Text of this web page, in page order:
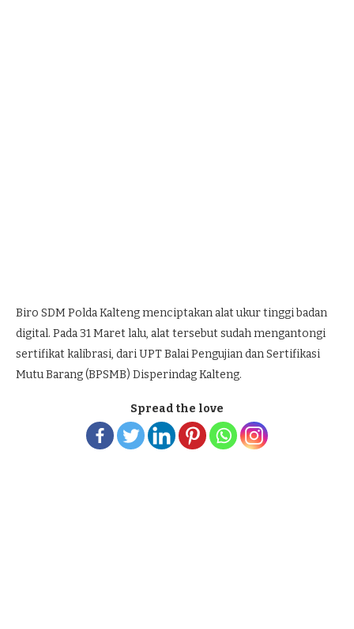
Biro SDM Polda Kalteng menciptakan alat ukur tinggi badan
digital. Pada 31 Maret lalu, alat tersebut sudah mengantongi
sertifikat kalibrasi, dari UPT Balai Pengujian dan Sertifikasi
Mutu Barang (BPSMB) Disperindag Kalteng.
Spread the love